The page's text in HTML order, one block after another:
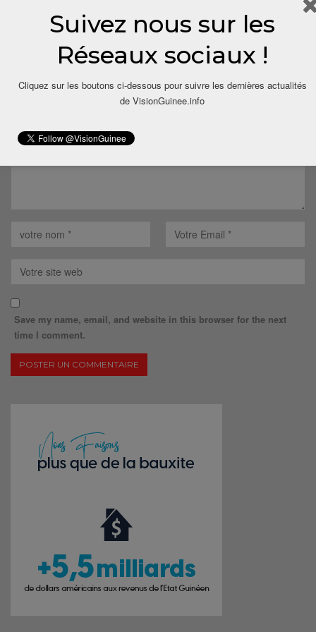
LAISSER UN COMMENTAIRE
Votre adresse email ne sera pas publiée.
Save my name, email, and website in this browser for the next
time I comment.
Suivez nous sur les
Réseaux sociaux !
Cliquez sur les boutons ci-dessous pour suivre les dernières actualités
de VisionGuinee.info